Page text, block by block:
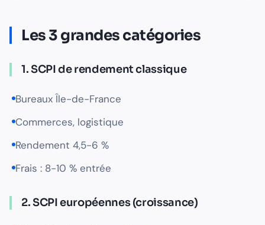
Les 3 grandes catégories
1. SCPI de rendement classique
Bureaux Île-de-France
Commerces, logistique
Rendement 4,5-6 %
Frais : 8-10 % entrée
2. SCPI européennes (croissance)